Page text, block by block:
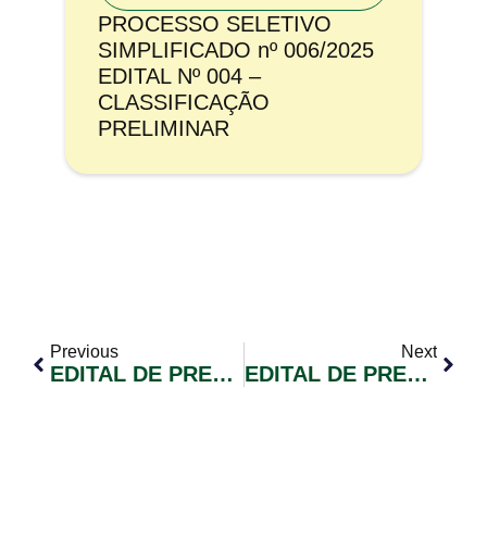
PROCESSO SELETIVO
SIMPLIFICADO nº 006/2025
EDITAL Nº 004 –
CLASSIFICAÇÃO
PRELIMINAR
Previous
EDITAL DE PREGÃO ELETRÔNICO Nº 13/2022 – AQUISIÇÃO DE TRATOR AGRICOLA NOVO E ROÇADEIRA HIDRAULICA ARTICULADA
Next
EDITAL DE PREGÃO ELETRÔNICO Nº 09/2022 – Elaboração De Projeto